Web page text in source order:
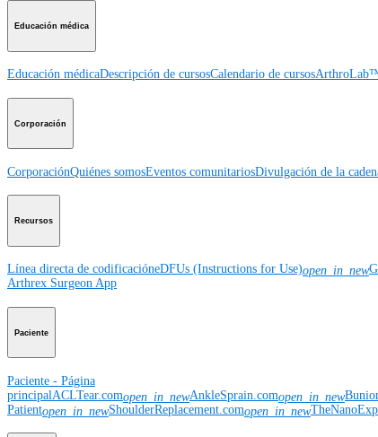
Educación médica
Educación médicaDescripción de cursosCalendario de cursos
Corporación
CorporaciónQuiénes somosEventos comunitariosDivulgación de la
Recursos
Línea directa de codificacióneDFUs (Instructions for Use)open_in_new
Arthrex Surgeon App
Paciente
Paciente - Página
principal ACLTear.comopen_in_newAnkleSprain.comopen_in_new
Patientopen_in_newShoulderReplacement.comopen_in_new